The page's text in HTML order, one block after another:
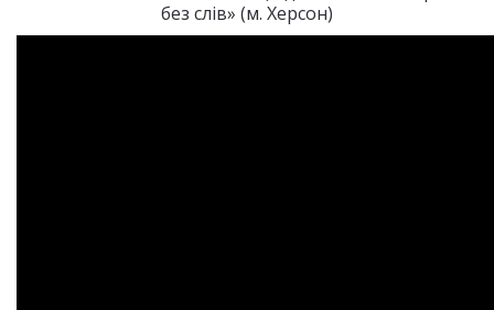
без слів» (м. Херсон)